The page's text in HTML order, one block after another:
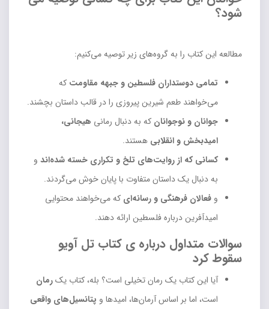
شود؟
مطالعه این کتاب را به گروه‌های زیر توصیه می‌کنیم:
تمامی دوستداران فلسطین و جبهه مقاومت که
می‌خواهند طعم شیرین پیروزی را در قالب داستان بچشند.
جوانان و نوجوانان که به دنبال رمانی هیجانی،
امیدبخش و انقلابی هستند.
کسانی که از روایت‌های تلخ و تکراری خسته شده‌اند و
به دنبال یک داستان متفاوت با پایان خوش می‌گردند.
و فعالان فرهنگی و رسانه‌ای که می‌خواهند محتوایی
امیدآفرین درباره فلسطین ارائه دهند.
سوالات متداول درباره ی کتاب تل آویو
سقوط کرد
آیا این کتاب یک رمان تخیلی است؟ بله، کتاب یکرمان
است، اما بر اساس آرمان‌ها، امیدها و پتانسیل‌های واقعی